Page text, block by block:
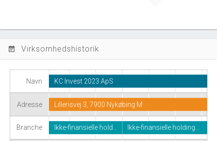
event_note Virksomhedshistorik
Navn
Adresse
Branche
KC Invest 2023 ApS
Lillerisvej 3, 7900 Nykøbing M
Ikke-finansielle hold… Ikke-finansielle holding…